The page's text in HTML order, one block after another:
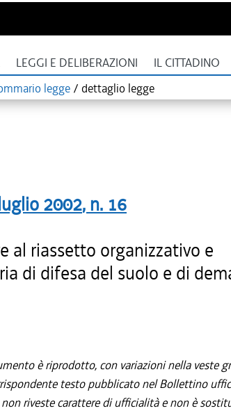
LEGGI E DELIBERAZIONI IL CITTADINO
legge / dettaglio legge
2002, n. 16
al riassetto organizzativo e
di difesa del suolo e di
è riprodotto, con variazioni nella veste
testo pubblicato nel Bollettino
riveste carattere di ufficialità e non è